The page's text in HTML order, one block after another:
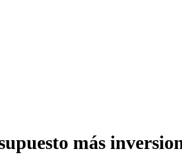
más